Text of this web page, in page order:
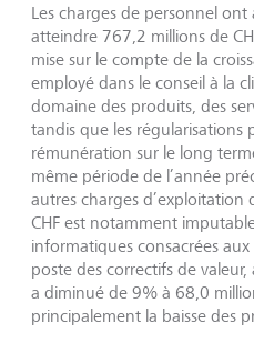
Les charges de personnel
atteindre 767,2 millions de
mise sur le compte de la
employé dans le conseil à la
domaine des produits, des
tandis que les régularisations
rémunération sur le long
même période de l’année
autres charges
CHF est notamment
informatiques consacrées
poste des correctifs de
a diminué de 9% à 68,0
principalement la baisse des